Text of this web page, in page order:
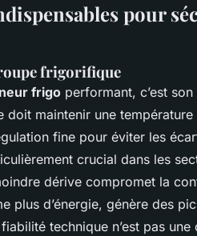
pour
frigorifique
frigo performant, c’est
doit maintenir une
fine pour éviter les
crucial dans les
dérive compromet la
plus d’énergie, génère des
technique n’est pas